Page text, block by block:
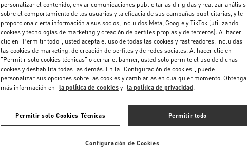
NOVEDADES
personalizar el contenido, enviar comunicaciones publicitarias dirigidas y realizar análisis
sobre el comportamiento de los usuarios y la eficacia de sus campañas publicitarias, y le
proporciona cierta información a sus socios, incluidos Meta, Google y TikTok (utilizando
cookies y tecnologías de marketing y creación de perfiles propias y de terceros). Al hacer
clic en "Permitir todo", usted acepta el uso de todas las cookies y rastreadores, incluidas
las cookies de marketing, de creación de perfiles y de redes sociales. Al hacer clic en
"Permitir solo cookies técnicas" o cerrar el banner, usted solo permite el uso de dichas
cookies y deshabilita todas las demás. En la "Configuración de cookies", puede
personalizar sus opciones sobre las cookies y cambiarlas en cualquier momento. Obtenga
más información en la política de cookies y la política de privacidad.
Permitir solo Cookies Técnicas Permitir todo
Configuración de Cookies